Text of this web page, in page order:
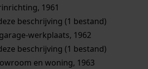
1961
beschrijving (1 bestand)
werkplaats, 1962
beschrijving (1 bestand)
en woning, 1963